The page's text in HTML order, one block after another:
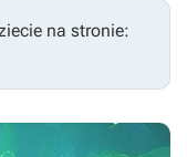
na stronie: